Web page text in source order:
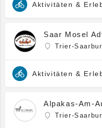
Aktivitäten &
Saar Mosel
Trier-
Aktivitäten &
Alpakas-Am-
Trier-